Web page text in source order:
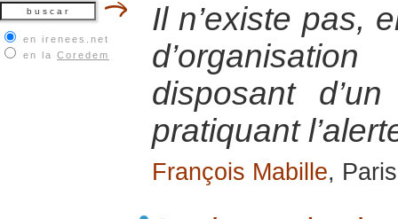
en irenees.net
en la Coredem
Il n’existe pas,
disposant
pratiquant
François Mabille,